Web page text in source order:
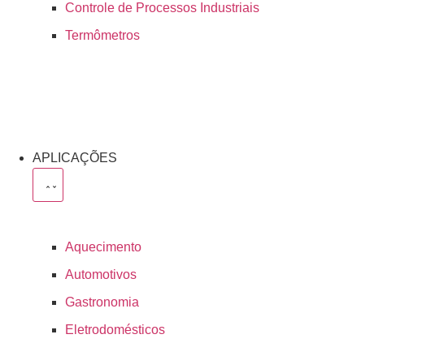
Controle de Processos Industriais
Termômetros
APLICAÇÕES
Aquecimento
Automotivos
Gastronomia
Eletrodomésticos